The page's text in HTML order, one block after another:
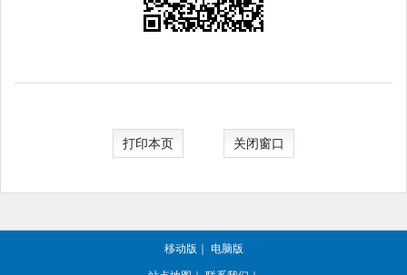
打印本页 关闭窗口
移动版 电脑版